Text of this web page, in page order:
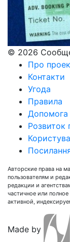
© 2026
Про
Контакти
Угода
Правила
Допомога
Розвиток
Авторские права на
пользователям и
редакции и
частичное или
активной,
Made by